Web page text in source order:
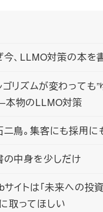
今、LLMO対策の本を
リズムが変わっても
物のLLMO対策
鳥。集客にも採用に
の中身を少しだけ
イトは「未来への投資
取ってほしい